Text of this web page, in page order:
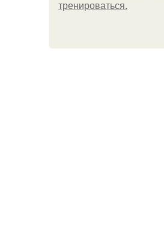
тренироваться.